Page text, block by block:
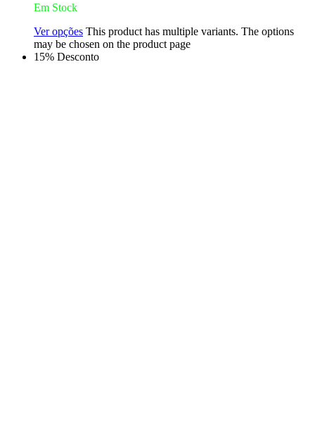
Em Stock
Ver opções This product has multiple variants. The options
may be chosen on the product page
15% Desconto